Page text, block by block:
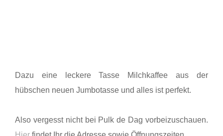
Dazu eine leckere Tasse Milchkaffee aus der
hübschen neuen Jumbotasse und alles ist perfekt.
Also vergesst nicht bei Pulk de Dag vorbeizuschauen.